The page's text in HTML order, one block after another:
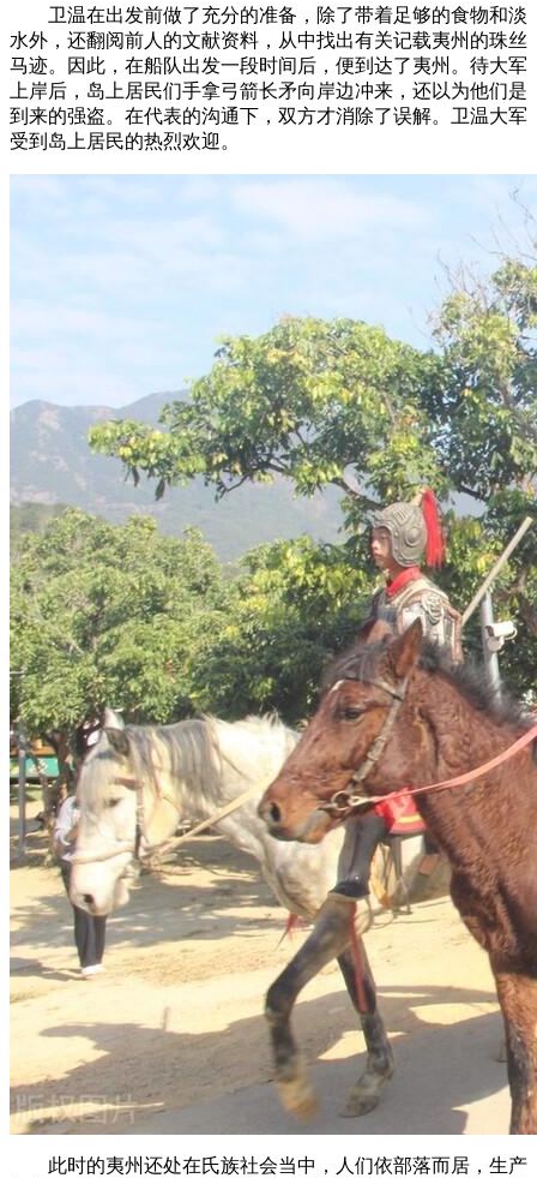
卫温在出发前做了充分的准备，除了带着足够的食物和淡
水外，还翻阅前人的文献资料，从中找出有关记载夷州的珠丝
马迹。因此，在船队出发一段时间后，便到达了夷州。待大军
上岸后，岛上居民们手拿弓箭长矛向岸边冲来，还以为他们是
到来的强盗。在代表的沟通下，双方才消除了误解。卫温大军
受到岛上居民的热烈欢迎。
此时的夷州还处在氏族社会当中，人们依部落而居，生产